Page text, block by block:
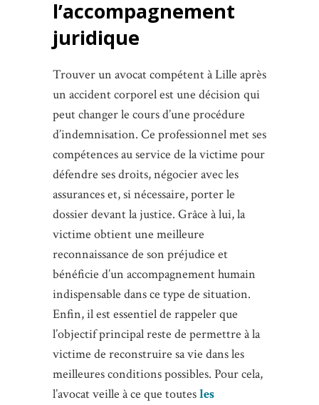
l’accompagnement
juridique
Trouver un avocat compétent à Lille après
un accident corporel est une décision qui
peut changer le cours d’une procédure
d’indemnisation. Ce professionnel met ses
compétences au service de la victime pour
défendre ses droits, négocier avec les
assurances et, si nécessaire, porter le
dossier devant la justice. Grâce à lui, la
victime obtient une meilleure
reconnaissance de son préjudice et
bénéficie d’un accompagnement humain
indispensable dans ce type de situation.
Enfin, il est essentiel de rappeler que
l’objectif principal reste de permettre à la
victime de reconstruire sa vie dans les
meilleures conditions possibles. Pour cela,
l’avocat veille à ce que toutesles